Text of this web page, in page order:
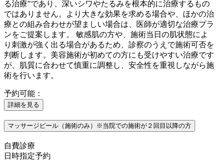
る治療”であり、深いシワやたるみを根本的に治療するもの
ではありません。より大きな効果を求める場合や、ほかの治
療との組み合わせが望ましい場合は、医師が適切な治療プラ
ンをご提案します。 敏感肌の方や、施術当日の肌状態によ
り刺激が強く出る場合があるため、診察のうえで施術可否を
判断します。美容施術が初めての方にも受けやすい治療です
が、肌質に合わせて慎重に調整し、安全性を重視しながら施
術を行います。
予約可能：
詳細を見る
マッサージピール（施術のみ）※当院での施術が２回目以降の方
自費診療
日時指定予約